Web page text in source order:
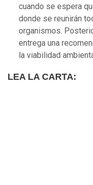
cuando se espera
donde se reunirán
organismos.
entrega una
la viabilidad
LEA LA CARTA: